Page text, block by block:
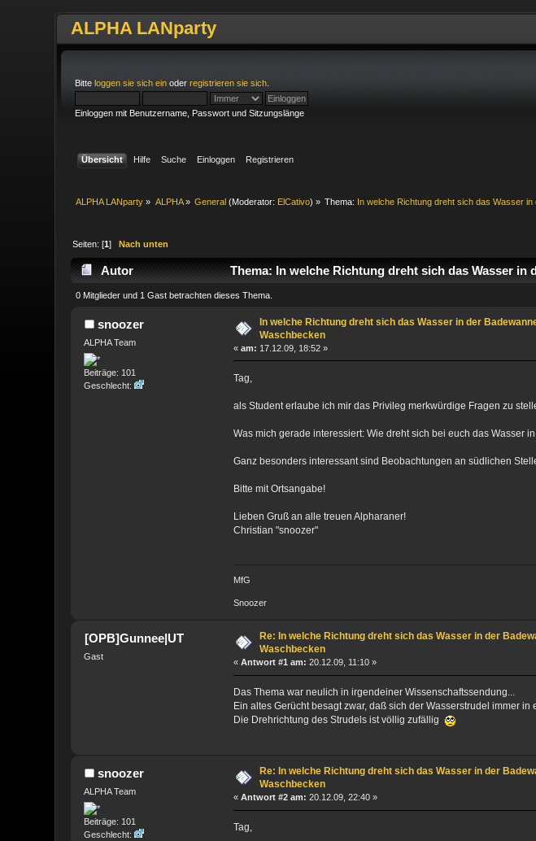
ALPHA LANparty
Bitteloggen sie sich ein oderregistrieren sie sich
Einloggen mit Benutzername, Passwort und Sitzungslänge
Übersicht Hilfe Suche Einloggen Registrieren
ALPHA LANparty » ALPHA» General (Moderator: ElCativo) » Thema: In welche Richtung dreht sich das Wasser
Seiten: [1]Nach unten
Autor Thema: In welche Richtung dreht sich das Wasser in
0 Mitglieder und 1 Gast betrachten dieses Thema.
snoozer
ALPHA Team
Beiträge: 101
Geschlecht:
In welche Richtung dreht sich das Wasser in der
Waschbecken
« am: 17.12.09, 18:52 »
Tag,
als Student erlaube ich mir das Privileg merkwürdige Fragen zu
Was mich gerade interessiert: Wie dreht sich bei euch das Wasser
Ganz besonders interessant sind Beobachtungen an südlichen
Bitte mit Ortsangabe!
Lieben Gruß an alle treuen Alpharaner!
Christian "snoozer"
MfG
Snoozer
[OPB]Gunnee|UT
Gast
Re: In welche Richtung dreht sich das Wasser in der
Waschbecken
« Antwort #1 am: 20.12.09, 11:10 »
Das Thema war neulich in irgendeiner Wissenschaftssendung...
Ein altes Gerücht besagt zwar, daß sich der Wasserstrudel immer
Die Drehrichtung des Strudels ist völlig zufällig
snoozer
ALPHA Team
Beiträge: 101
Geschlecht:
Re: In welche Richtung dreht sich das Wasser in der
Waschbecken
« Antwort #2 am: 20.12.09, 22:40 »
Tag,